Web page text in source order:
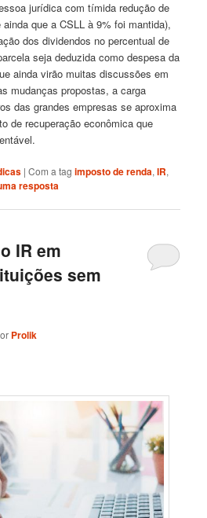
jurídica com tímida redução de
que a CSLL à 9% foi mantida),
dos dividendos no percentual de
seja deduzida como despesa da
ainda virão muitas discussões em
mudanças propostas, a carga
das grandes empresas se aproxima
de recuperação econômica que
|Com a tagimposto de renda,IR,
resposta
IR em
sem
Prolik